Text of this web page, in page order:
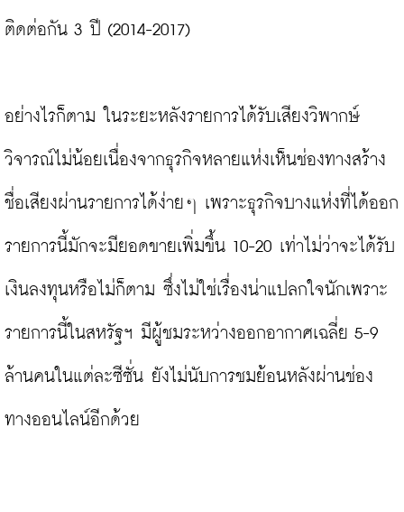
ติดต่อกัน 3 ปี (2014-2017)
อย่างไรก็ตาม ในระยะหลังรายการได้รับเสียงวิพากษ์
วิจารณ์ไม่น้อยเนื่องจากธุรกิจหลายแห่งเห็นช่องทางสร้าง
ชื่อเสียงผ่านรายการได้ง่ายๆ เพราะธุรกิจบางแห่งที่ได้ออก
รายการนี้มักจะมียอดขายเพิ่มขึ้น 10-20 เท่าไม่ว่าจะได้รับ
เงินลงทุนหรือไม่ก็ตาม ซึ่งไม่ใช่เรื่องน่าแปลกใจนักเพราะ
รายการนี้ในสหรัฐฯ มีผู้ชมระหว่างออกอากาศเฉลี่ย 5-9
ล้านคนในแต่ละซีซั่น ยังไม่นับการชมย้อนหลังผ่านช่อง
ทางออนไลน์อีกด้วย